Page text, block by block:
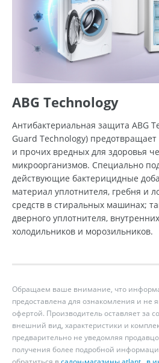
ABG Technology
Антибактериальная защита ABG
Guard Technology)
и прочих вредных для здоровья
микроорганизмов. Специально
действующие бактерицидные
материал уплотнителя, гребня и
средств в стиральных машинах;
дверного уплотнителя,
холодильников и морозильников.
Обращаем ваше внимание, что
предоставлена для ознакомления и не
офертой. Производитель оставляет за
внешний вид, характеристики и
предварительно не уведомляя
получения более подробной